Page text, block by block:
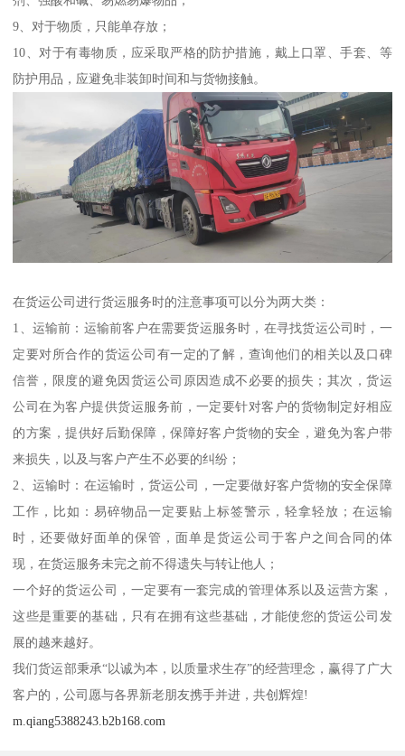
9、对于物质，只能单存放；
10、对于有毒物质，应采取严格的防护措施，戴上口罩、手套、等
防护用品，应避免非装卸时间和与货物接触。
在货运公司进行货运服务时的注意事项可以分为两大类：
1、运输前：运输前客户在需要货运服务时，在寻找货运公司时，一
定要对所合作的货运公司有一定的了解，查询他们的相关以及口碑
信誉，限度的避免因货运公司原因造成不必要的损失；其次，货运
公司在为客户提供货运服务前，一定要针对客户的货物制定好相应
的方案，提供好后勤保障，保障好客户货物的安全，避免为客户带
来损失，以及与客户产生不必要的纠纷；
2、运输时：在运输时，货运公司，一定要做好客户货物的安全保障
工作，比如：易碎物品一定要贴上标签警示，轻拿轻放；在运输
时，还要做好面单的保管，面单是货运公司于客户之间合同的体
现，在货运服务未完之前不得遗失与转让他人；
一个好的货运公司，一定要有一套完成的管理体系以及运营方案，
这些是重要的基础，只有在拥有这些基础，才能使您的货运公司发
展的越来越好。
我们货运部秉承“以诚为本，以质量求生存”的经营理念，赢得了广大
客户的，公司愿与各界新老朋友携手并进，共创辉煌!
m.qiang5388243.b2b168.com